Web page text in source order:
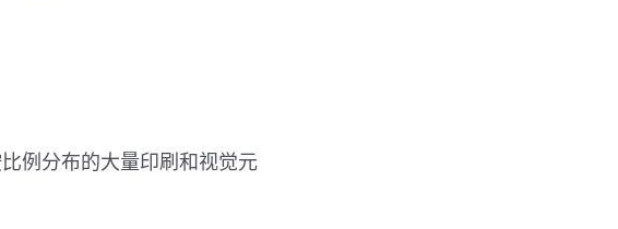
例分布的大量印刷和视觉元